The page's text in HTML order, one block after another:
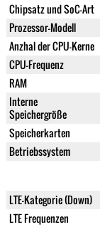
Chipsatz und SoC-Art
Prozessor-Modell
Anzhal der CPU-Kerne
CPU-Frequenz
RAM
Interne
Speichergröße
Speicherkarten
Betriebssystem
LTE-Kategorie (Down)
LTE Frequenzen